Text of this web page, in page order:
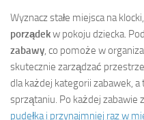
Wyznacz stałe miejsca na
porządekw pokoju dziecka.
zabawy , co pomoże w
skutecznie zarządzać
dla każdej kategorii zabawek,
sprzątaniu. Po każdej zabawie
pudełka i przynajmniej raz w